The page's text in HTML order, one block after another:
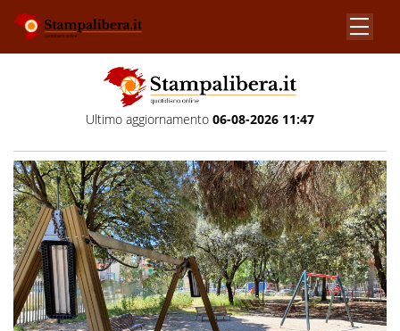
Ultimo aggiornamento 06-08-2026 11:47